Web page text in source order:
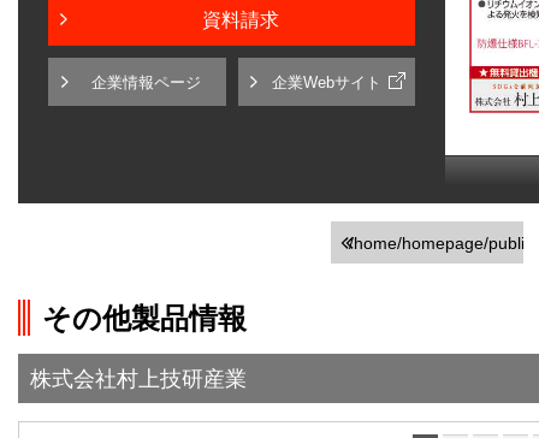
資料請求
企業情報ページ 企業Webサイト
/home/homepage/
その他製品情報
株式会社村上技研産業